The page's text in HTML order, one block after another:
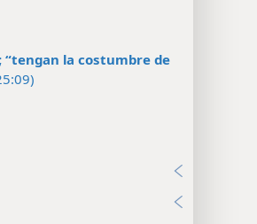
“tengan la costumbre de